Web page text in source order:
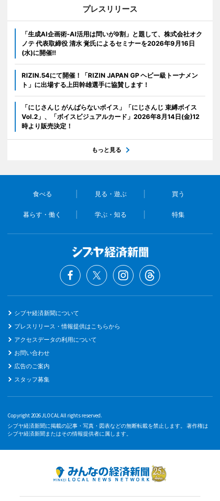
プレスリリース
「生成AI企画術-AI活用は問いが9割」と題して、株式会社オク
ノテ 代表取締役 清水 覚氏によるセミナーを2026年9月16日
(水)に開催!!
RIZIN.54にて開催！「RIZIN JAPAN GP ヘビー級トーナメン
ト」に出場する上田幹雄選手に協賛します！
「にじさんじ がんばらないボイス」「にじさんじ 束縛ボイス
Vol.2」、「ボイスビジュアルカード」2026年8月14日(金)12
時より販売決定！
もっと見る
食べる 見る・遊ぶ 買う
暮らす・働く 学ぶ・知る 特集
シブヤ経済新聞について
プレスリリース・情報提供はこちらから
アクセスデータの利用について
お問い合わせ
広告のご案内
スタッフ募集
Copyright 2026 JLOCAL All rights reserved.
シブヤ経済新聞に掲載の記事・写真・図表などの無断転載を禁止します。 著作権は
シブヤ経済新聞またはその情報提供者に属します。